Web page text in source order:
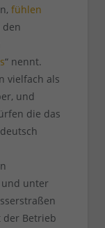
fühlen
den
“ nennt.
vielfach als
und
die das
und unter
der Betrieb